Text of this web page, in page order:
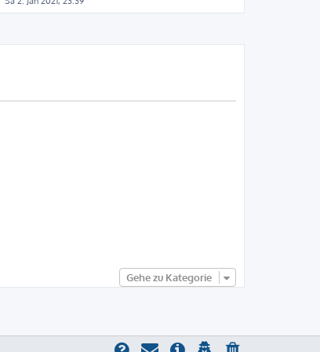
Gehe zu Kategorie